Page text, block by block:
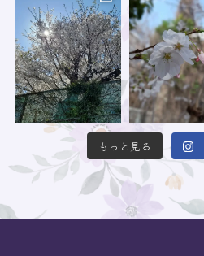
もっと見る